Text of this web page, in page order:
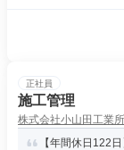
正社員
施工管理
株式会社小山田工業所
【年間休日122